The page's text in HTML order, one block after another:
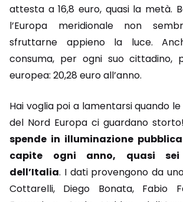
attesta a 16,8 euro, quasi la metà.
l’Europa meridionale non
sfruttarne appieno la luce.
consuma, per ogni suo cittadino,
europea: 20,28 euro all’anno.
Hai voglia poi a lamentarsi quando
del Nord Europa ci guardano storto!
spende in illuminazione
capite ogni anno, quasi
dell’Italia. I dati provengono da
Cottarelli, Diego Bonata, Fabio